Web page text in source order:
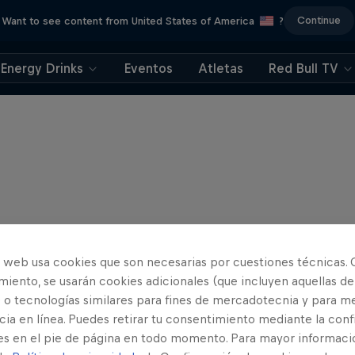
Want to see content from United States of America ? Continue
Energy Drinks Eventos Atletas Red Bull TV
web usa cookies que son necesarias por cuestiones técnicas.
se usarán cookies adicionales (que incluyen aquellas de
tecnologías similares para fines de mercadotecnia y para
en línea. Puedes retirar tu consentimiento mediante la
en el pie de página en todo momento. Para mayor